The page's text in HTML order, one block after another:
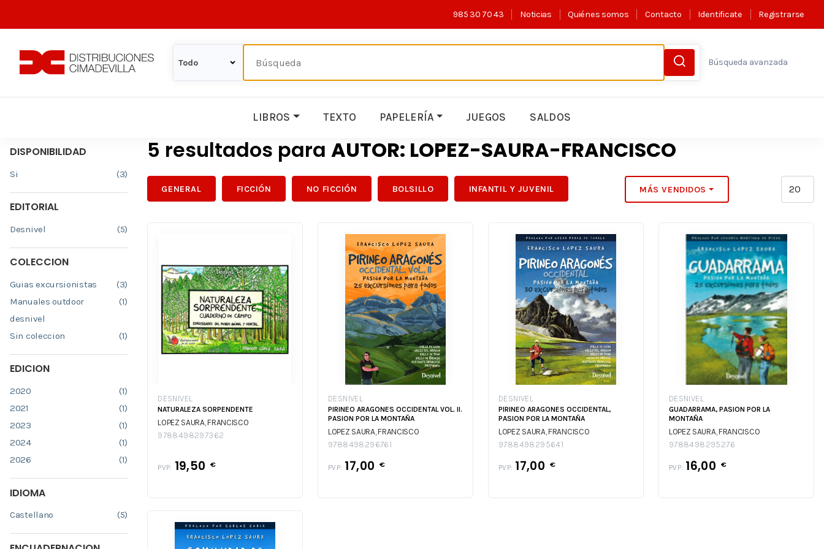
985 30 70 43 Noticias Quiénes somos Contacto Identificate Registrarse
Búsqueda avanzada
LIBROS TEXTO PAPELERÍA JUEGOS SALDOS
DISPONIBILIDAD
Si (3)
EDITORIAL
Desnivel (5)
COLECCION
Guias excursionistas
(3)
Manuales outdoor
desnivel
(1)
Sin coleccion (1)
EDICION
2020
(1)
2021
(1)
2023
(1)
2024
(1)
2026
(1)
IDIOMA
Castellano (5)
5 resultados para AUTOR: LOPEZ-SAURA-FRANCISCO
GENERAL FICCIÓN NO FICCIÓN BOLSILLO INFANTIL Y JUVENIL MÁS VENDIDOS
DESNIVEL
NATURALEZA SORPENDENTE
LOPEZ SAURA, FRANCISCO
9788498297362
PVP: 19,50 €
DESNIVEL
PIRINEO ARAGONES OCCIDENTAL VOL. II.
PASION POR LA MONTAÑA
LOPEZ SAURA, FRANCISCO
9788498296761
PVP: 17,00 €
DESNIVEL
PIRINEO ARAGONES OCCIDENTAL,
PASION POR LA MONTAÑA
LOPEZ SAURA, FRANCISCO
9788498295641
PVP: 17,00 €
DESNIVEL
GUADARRAMA, PASION POR LA
MONTAÑA
LOPEZ SAURA, FRANCISCO
9788498295276
PVP: 16,00 €